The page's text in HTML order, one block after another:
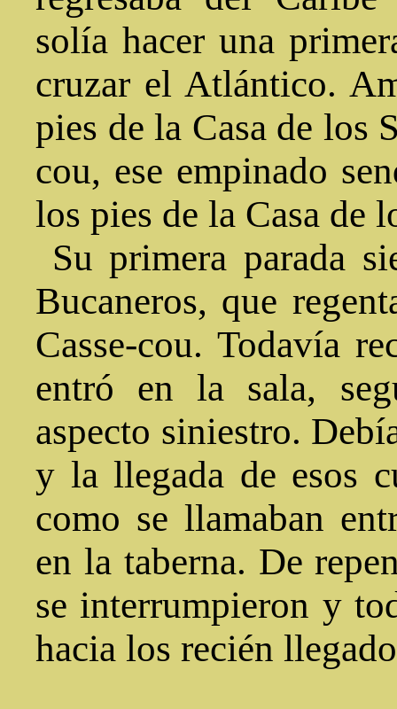
solía hacer una
cruzar el Atlántico.
pies de la Casa de los
cou, ese empinado
los pies de la Casa de
Su primera parada
Bucaneros, que
Casse-cou. Todavía
entró en la sala,
aspecto siniestro.
y la llegada de esos
como se llamaban
en la taberna. De
se interrumpieron y
hacia los recién